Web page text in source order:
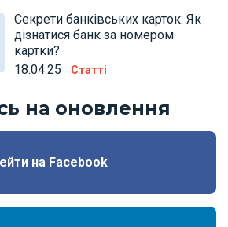
Секрети банківських карток: Як
дізнатися банк за номером
картки?
18.04.25
Статті
на оновлення
на Facebook